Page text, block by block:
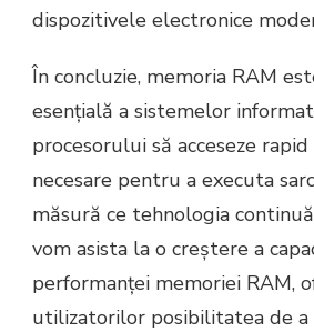
dispozitivele electronice
În concluzie, memoria RAM
esențială a sistemelor
procesorului să acceseze
necesare pentru a executa
măsură ce tehnologia
vom asista la o creștere a
performanței memoriei RAM,
utilizatorilor posibilitatea de a